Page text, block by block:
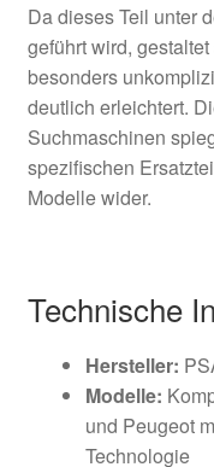
Da dieses Teil unter
geführt wird,
besonders
deutlich erleichtert.
Suchmaschinen
spezifischen
Modelle wider.
Technische
Hersteller:
Modelle:
und Peugeot
Technologie